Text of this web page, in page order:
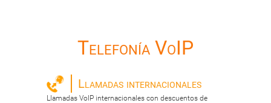
Telefonía VoIP
Llamadas internacionales
Llamadas VoIP internacionales con descuentos de